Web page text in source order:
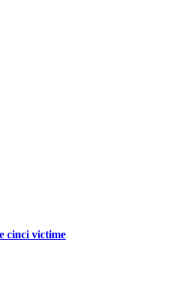
cinci victime